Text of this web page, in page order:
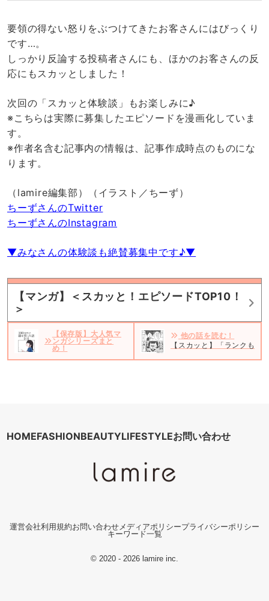
要領の得ない怒りをぶつけてきたお客さんにはびっくり
です…。
しっかり反論する投稿者さんにも、ほかのお客さんの反
応にもスカッとしました！
次回の「スカッと体験談」もお楽しみに♪
※こちらは実際に募集したエピソードを漫画化していま
す。
※作者名含む記事内の情報は、記事作成時点のものにな
ります。
（lamire編集部）（イラスト／ちーず）
ちーずさんのTwitter
ちーずさんのInstagram
▼みなさんの体験談も絶賛募集中です♪▼
【マンガ】＜スカッと！エピソードTOP10！
＞
【保存版】大人気マ
ンガシリーズまと
め！
他の話を読む！
【スカッと】「ランクも
HOMEFASHIONBEAUTYLIFESTYLEお問い合わせ
運営会社利用規約お問い合わせメディアポリシープライバシーポリシー
キーワード一覧
© 2020 - 2026 lamire inc.